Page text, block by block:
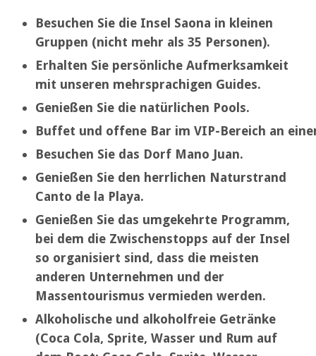
Besuchen Sie die Insel Saona in kleinen
Gruppen (nicht mehr als 35 Personen).
Erhalten Sie persönliche Aufmerksamkeit
mit unseren mehrsprachigen Guides.
Genießen Sie die natürlichen Pools.
Buffet und offene Bar im VIP-Bereich an
Besuchen Sie das Dorf Mano Juan.
Genießen Sie den herrlichen Naturstrand
Canto de la Playa.
Genießen Sie das umgekehrte Programm,
bei dem die Zwischenstopps auf der Insel
so organisiert sind, dass die meisten
anderen Unternehmen und der
Massentourismus vermieden werden.
Alkoholische und alkoholfreie Getränke
(Coca Cola, Sprite, Wasser und Rum auf